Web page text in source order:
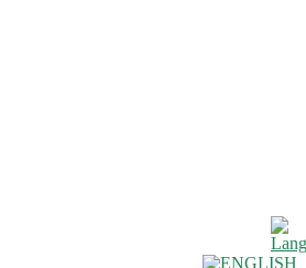
ENGLISH